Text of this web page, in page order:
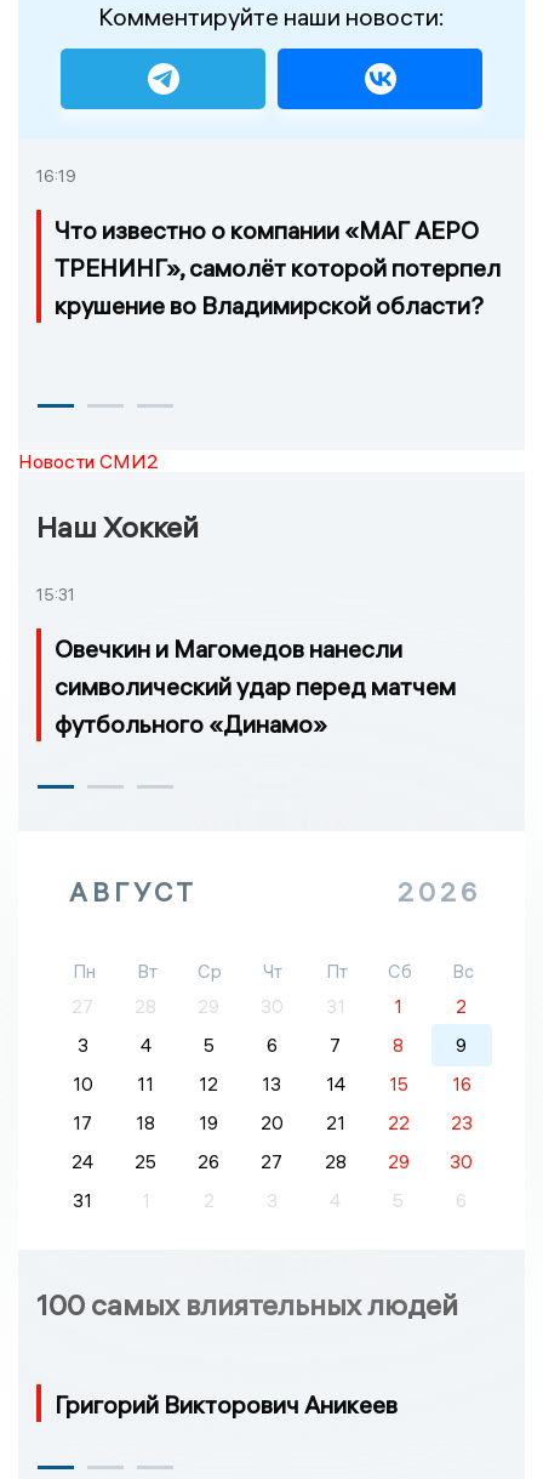
Комментируйте наши новости:
16:19
Что известно о компании «МАГ АЕРО
ТРЕНИНГ», самолёт которой потерпел
крушение во Владимирской области?
Новости СМИ2
Наш Хоккей
15:31
Овечкин и Магомедов нанесли
символический удар перед матчем
футбольного «Динамо»
АВГУСТ 2026
Пн Вт Ср Чт Пт Сб
Вс
27
28 29 30 31 1
2
3
4 5 6 7 8
9
10
11 12 13 14 15
16
17
18 19 20 21 22
23
24
25 26 27 28 29
30
31
1 2 3 4 5 6
100 самых влиятельных людей
Григорий Викторович Аникеев